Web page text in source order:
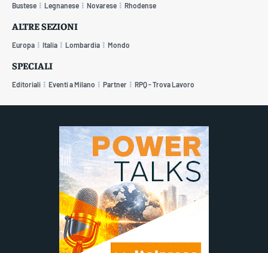
Bustese Legnanese Novarese Rhodense
ALTRE SEZIONI
Europa Italia Lombardia Mondo
SPECIALI
Editoriali Eventi a Milano Partner RPQ - Trova Lavoro